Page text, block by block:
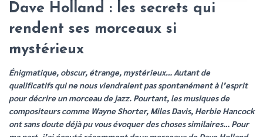
Dave Holland : les secrets qui
rendent ses morceaux si
mystérieux
Énigmatique, obscur, étrange, mystérieux… Autant de
qualificatifs qui ne nous viendraient pas spontanément à l’esprit
pour décrire un morceau de jazz. Pourtant, les musiques de
compositeurs comme Wayne Shorter, Miles Davis, Herbie Hancock
ont sans doute déjà pu vous évoquer des choses similaires… Pour